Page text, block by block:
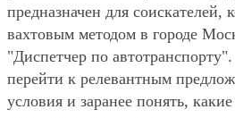
предназначен для соискателей,
вахтовым методом в городе
"Диспетчер по
перейти к релевантным
условия и заранее понять,